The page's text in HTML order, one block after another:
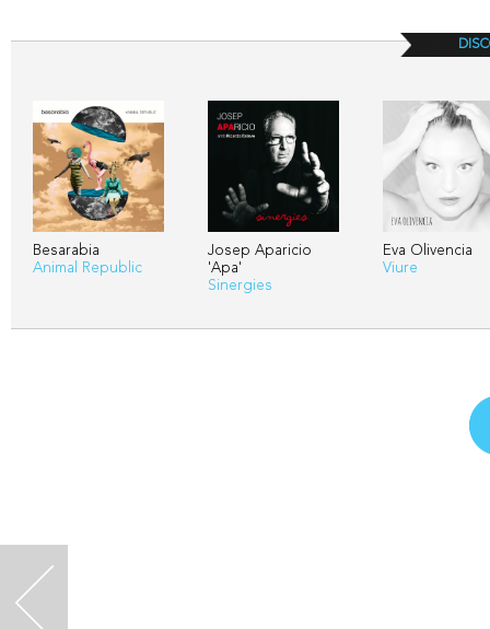
<
Besarabia
Animal Republic
Josep Aparicio
'Apa'
Sinergies
Eva Olivencia
Viure